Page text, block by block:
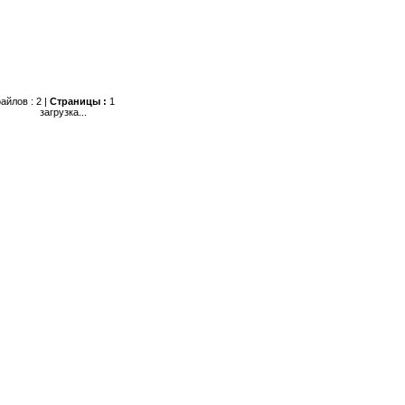
: 2 | Страницы : 1
загрузка...